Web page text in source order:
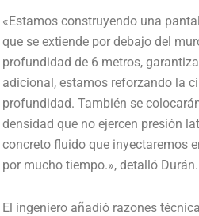
«Estamos construyendo una
que se extiende por debajo del
profundidad de 6 metros,
adicional, estamos reforzando la
profundidad. También se
densidad que no ejercen presión
concreto fluido que inyectaremos
por mucho tiempo.», detalló Durán.
El ingeniero añadió razones